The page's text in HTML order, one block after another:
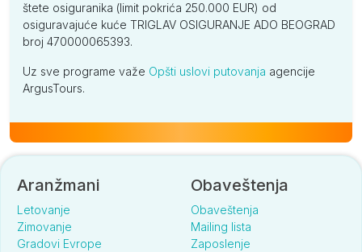
štete osiguranika (limit pokrića 250.000 EUR) od
osiguravajuće kuće TRIGLAV OSIGURANJE ADO BEOGRAD
broj 470000065393.
Uz sve programe važe Opšti uslovi putovanja agencije
ArgusTours.
Aranžmani
Letovanje
Zimovanje
Gradovi Evrope
Obaveštenja
Obaveštenja
Mailing lista
Zaposlenje